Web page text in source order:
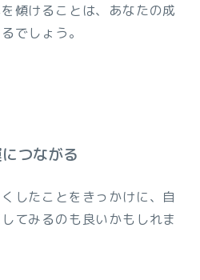
傾けることは、あなたの成
でしょう。
つながる
したことをきっかけに、自
てみるのも良いかもしれま